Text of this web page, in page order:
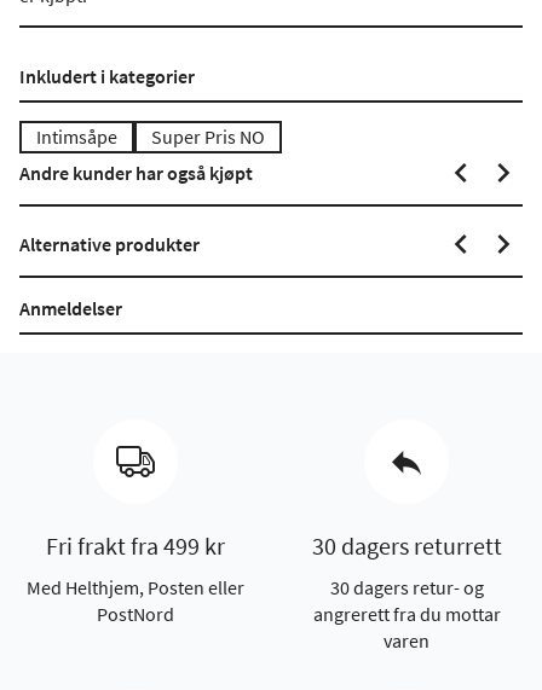
Inkludert i kategorier
Intimsåpe
Super Pris NO
Andre kunder har også kjøpt
Alternative produkter
Anmeldelser
Fri frakt fra 499 kr
Med Helthjem, Posten eller
PostNord
30 dagers returrett
30 dagers retur- og
angrerett fra du mottar
varen